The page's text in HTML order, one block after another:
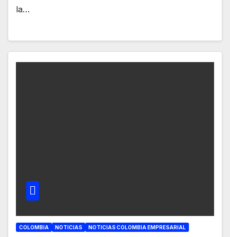
la…
COLOMBIA NOTICIAS NOTICIAS COLOMBIA EMPRESARIAL